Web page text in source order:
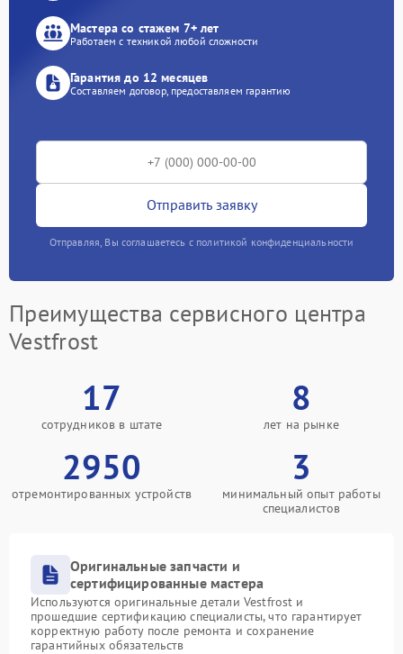
Мастера со стажем 7+ лет
Работаем с техникой любой сложности
Гарантия до 12 месяцев
Составляем договор, предоставляем гарантию
Отправить заявку
Отправляя, Вы соглашаетесь с политикой конфиденциальности
Преимущества сервисного центра
Vestfrost
17
сотрудников в штате
8
лет на рынке
2950
отремонтированных устройств
3
минимальный опыт работы
специалистов
Оригинальные запчасти и
сертифицированные мастера
Используются оригинальные детали Vestfrost и
прошедшие сертификацию специалисты, что гарантирует
корректную работу после ремонта и сохранение
гарантийных обязательств